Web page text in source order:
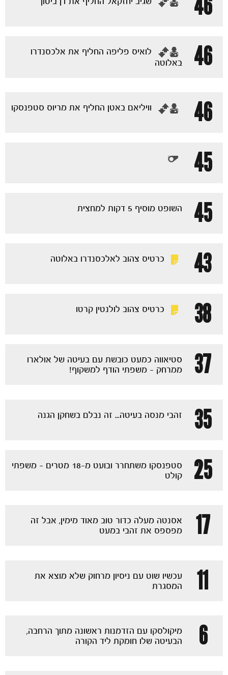
46
‏לואיס פליפה החליף את אלכסנדרו
באלוטה
46 ‏וויליאם באטן החליף את מריוס סטפנסקו
45
45
השופט מוסיף 5 דקות למחצית
43 כרטיס צהוב לאלכסנדרו באלוטה
38 כרטיס צהוב לולנטין קרטו
37
סטיאווה כמעט כובשת עם בעיטה של אולארו
ממרחק - משפתי הודף למשקוף!
35 זהבי מנסה בעיטה... זה נבלם בשחקן הגנה
25
סטפנסקו משתחרר ובועט מ-18 מטרים - משפתי
קולט
17
אסנטה מעלה כדור טוב מאוד מימין, אבל זה
מפספס את זהבי במעט
11
עכשיו שוט עם ניסיון מרחוק שלא מוצא את
המסגרת
6
מיקולסקו עם הזדמנות ראשונה מתוך הרחבה,
הבעיטה שלו חומקת ליד הקורה